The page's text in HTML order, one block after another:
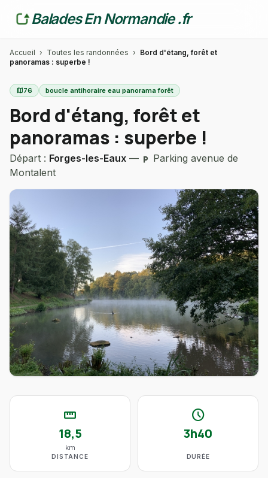
Balades En Normandie .fr
Accueil › Toutes les randonnées › Bord d'étang, forêt et
panoramas : superbe !
map76 boucle antihoraire eau panorama forêt
Bord d'étang, forêt et
panoramas : superbe !
Départ : Forges-les-Eaux — local_parking
Parking avenue de
Montalent
straighten
18,5
km
DISTANCE
schedule
3h40
DURÉE